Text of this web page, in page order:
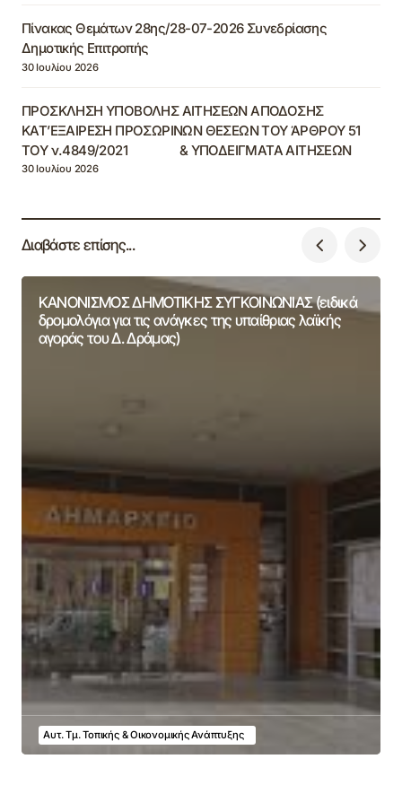
Πίνακας Θεμάτων 28ης/28-07-2026 Συνεδρίασης
Δημοτικής Επιτροπής
30 Ιουλίου 2026
ΠΡΟΣΚΛΗΣΗ ΥΠΟΒΟΛΗΣ ΑΙΤΗΣΕΩΝ ΑΠΟΔΟΣΗΣ
ΚΑΤ’ΕΞΑΙΡΕΣΗ ΠΡΟΣΩΡΙΝΩΝ ΘΕΣΕΩΝ ΤΟΥ ΆΡΘΡΟΥ 51
ΤΟΥ ν.4849/2021 & ΥΠΟΔΕΙΓΜΑΤΑ ΑΙΤΗΣΕΩΝ
30 Ιουλίου 2026
Διαβάστε επίσης...
ΚΑΝΟΝΙΣΜΟΣ ΔΗΜΟΤΙΚΗΣ ΣΥΓΚΟΙΝΩΝΙΑΣ (ειδικά
δρομολόγια για τις ανάγκες της υπαίθριας λαϊκής
αγοράς του Δ. Δράμας)
Αυτ. Τμ. Τοπικής & Οικονομικής Ανάπτυξης